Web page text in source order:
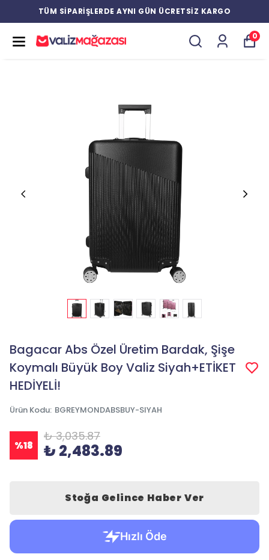
TÜM SİPARİŞLERDE AYNI GÜN ÜCRETSİZ KARGO
0
Bagacar Abs Özel Üretim Bardak, Şişe
Koymalı Büyük Boy Valiz Siyah+ETİKET
HEDİYELİ!
Ürün Kodu: BGREYMONDABSBUY-SIYAH
%18
₺ 3,035.87
₺ 2,483.89
Stoğa Gelince Haber Ver